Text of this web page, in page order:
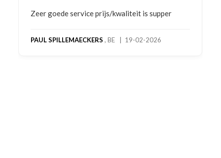
Bestelling gedaan vanwege goede prijzen en
bestelling al ontvangen met gifts, waardoor je